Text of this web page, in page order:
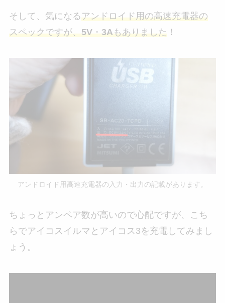
そして、気になるアンドロイド用の高速充電器の
スペックですが、5V・3Aもありました！
アンドロイド用高速充電器の入力・出力の記載があります。
ちょっとアンペア数が高いので心配ですが、こち
らでアイコスイルマとアイコス3を充電してみまし
ょう。